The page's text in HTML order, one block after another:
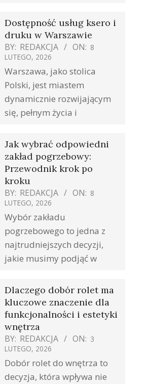
Dostępność usług ksero i
druku w Warszawie
BY: REDAKCJA ON: 8
LUTEGO, 2026
Warszawa, jako stolica
Polski, jest miastem
dynamicznie rozwijającym
się, pełnym życia i
Jak wybrać odpowiedni
zakład pogrzebowy:
Przewodnik krok po
kroku
BY: REDAKCJA ON: 8
LUTEGO, 2026
Wybór zakładu
pogrzebowego to jedna z
najtrudniejszych decyzji,
jakie musimy podjąć w
Dlaczego dobór rolet ma
kluczowe znaczenie dla
funkcjonalności i estetyki
wnętrza
BY: REDAKCJA ON: 3
LUTEGO, 2026
Dobór rolet do wnętrza to
decyzja, która wpływa nie